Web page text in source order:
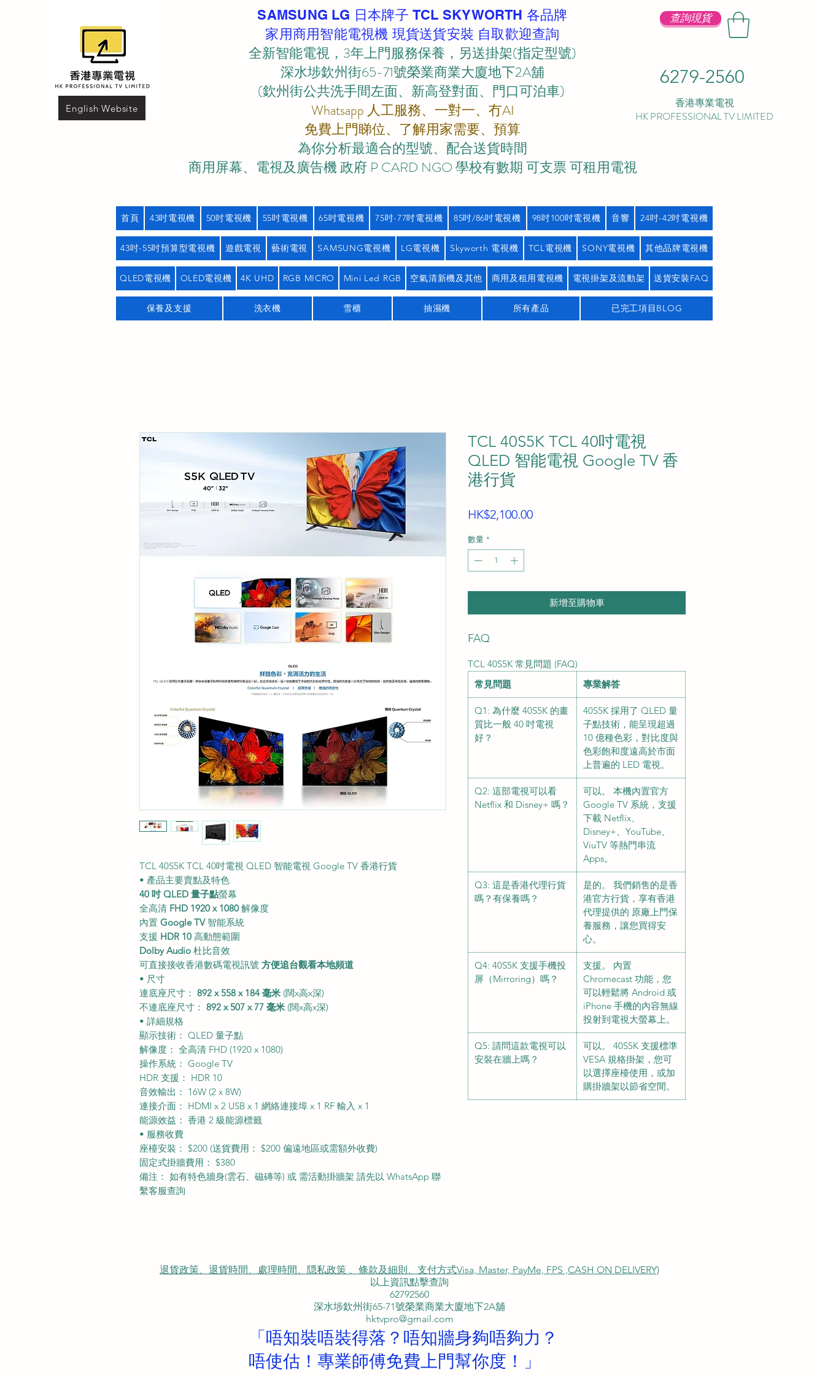
English Website
查詢現貨
6279-2560
香港專業電視
HK PROFESSIONAL TV LIMITED
SAMSUNG LG 日本牌子 TCL SKYWORTH 各品牌
家用商用智能電視機 現貨送貨安裝 自取歡迎查詢
全新智能電視，3年上門服務保養，另送掛架(指定型號)
深水埗欽州街65-71號榮業商業大廈地下2A舖
(欽州街公共洗手間左面、新高登對面、門口可泊車) ​
Whatsapp 人工服務、一對一、冇AI
免費上門睇位、了解用家需要、預算
為你分析最適合的型號、配合送貨時間
商用屏幕、電視及廣告機 政府 P CARD NGO 學校有數期 可支票 可租用電視
首頁 43吋電視機 50吋電視機 55吋電視機 65吋電視機 75吋-77吋電視機 85吋/86吋電視機 98吋100吋電視機 音響 24吋-42吋電視機
43吋-55吋預算型電視機 遊戲電視 藝術電視 SAMSUNG電視機 LG電視機 Skyworth 電視機 TCL電視機 SONY電視機 其他品牌電視機
QLED電視機 OLED電視機 4K UHD RGB MICRO Mini Led RGB 空氣清新機及其他 商用及租用電視機 電視掛架及流動架 送貨安裝FAQ
保養及支援 洗衣機 雪櫃 抽濕機 所有產品 已完工項目BLOG
TCL 40S5K TCL 40吋電視 QLED 智能電視 Google TV 香港行貨
• 產品主要賣點及特色
40 吋 QLED 量子點螢幕
全高清 FHD 1920 x 1080 解像度
內置 Google TV智能系統
支援 HDR 10 高動態範圍
Dolby Audio 杜比音效
可直接接收香港數碼電視訊號 方便追台觀看本地頻道
• 尺寸
連底座尺寸： 892 x 558 x 184 毫米 (闊x高x深)
不連底座尺寸： 892 x 507 x 77 毫米 (闊x高x深)
• 詳細規格
顯示技術： QLED 量子點
解像度： 全高清 FHD (1920 x 1080)
操作系統： Google TV
HDR 支援： HDR 10
音效輸出： 16W (2 x 8W)
連接介面： HDMI x 2 USB x 1 網絡連接埠 x 1 RF 輸入 x 1
能源效益： 香港 2 級能源標籤
• 服務收費
座檯安裝： $200 (送貨費用： $200 偏遠地區或需額外收費)
固定式掛牆費用： $380
備注： 如有特色牆身(雲石、磁磚等) 或 需活動掛牆架 請先以 WhatsApp 聯
繫客服查詢
TCL 40S5K TCL 40吋電視
QLED 智能電視 Google TV 香
港行貨
HK$2,100.00價
數量 *
新增至購物車
FAQ
TCL 40S5K 常見問題 (FAQ)
常見問題
專業解答
Q1: 為什麼 40S5K 的畫
質比一般 40 吋電視
好？
40S5K 採用了 QLED 量
子點技術，能呈現超過
10 億種色彩，對比度與
色彩飽和度遠高於市面
上普遍的 LED 電視。
Q2: 這部電視可以看
Netflix 和 Disney+ 嗎？
可以。 本機內置官方
Google TV 系統，支援
下載 Netflix、
Disney+、YouTube、
ViuTV 等熱門串流
Apps。
Q3: 這是香港代理行貨
嗎？有保養嗎？
是的。 我們銷售的是香
港官方行貨，享有香港
代理提供的 原廠上門保
養服務，讓您買得安
心。
Q4: 40S5K 支援手機投
屏（Mirroring）嗎？
支援。 內置
Chromecast 功能，您
可以輕鬆將 Android 或
iPhone 手機的內容無線
投射到電視大螢幕上。
Q5: 請問這款電視可以
安裝在牆上嗎？
可以。 40S5K 支援標準
VESA 規格掛架，您可
以選擇座檯使用，或加
購掛牆架以節省空間。
退貨政策、退貨時間、處理時間、隠私政策 、條款及細則、支付方式Visa, Master, PayMe, FPS ,CASH ON DELIVERY)
以上資訊點擊查詢
62792560
深水埗欽州街65-71號榮業商業大廈地下2A舖
hktvpro@gmail.com
「唔知裝唔裝得落？唔知牆身夠唔夠力？
唔使估！專業師傅免費上門幫你度！」